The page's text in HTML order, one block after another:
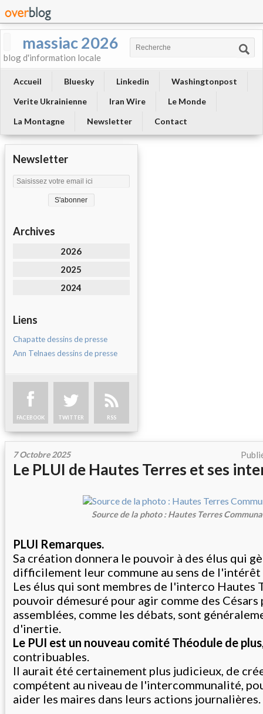
massiac 2026
blog d'information locale
Accueil Bluesky Linkedin
Washingtonpost
Verite Ukrainienne
Iran Wire
Le Monde
La Montagne
Newsletter Contact
Newsletter
Archives
2026
2025
2024
Liens
Chapatte dessins de presse
Ann Telnaes dessins de presse
FACEBOOK TWITTER RSS
7 Octobre 2025
Le PLUI de Hautes Terres et ses
Source de la photo : Hautes Terres
PLUI Remarques.
Sa création donnera le pouvoir à des élus qui
difficilement leur commune au sens de l'intérêt
Les élus qui sont membres de l'interco Hautes
pouvoir démesuré pour agir comme des Césars
assemblées, comme les débats, sont
d'inertie.
Le PUI est un nouveau comité Théodule de plus
contribuables.
Il aurait été certainement plus judicieux, de
compétent au niveau de l'intercommunalité,
aider les maires dans leurs actions journalières.